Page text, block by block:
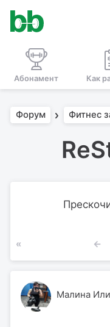
Абонамент Как
Форум Фитнес
« ←
Малина